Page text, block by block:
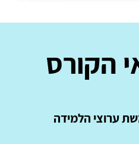
הקורס
ערוצי הלמידה